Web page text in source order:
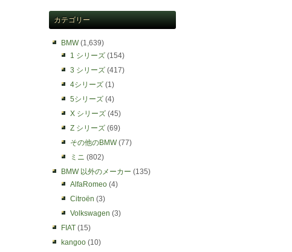
カテゴリー
BMW(1,639)
1 シリーズ (154)
3 シリーズ (417)
4シリーズ (1)
5シリーズ (4)
X シリーズ (45)
Z シリーズ (69)
その他のBMW(77)
ミニ (802)
BMW 以外のメーカー (135)
AlfaRomeo (4)
Citroën (3)
Volkswagen (3)
FIAT (15)
kangoo (10)